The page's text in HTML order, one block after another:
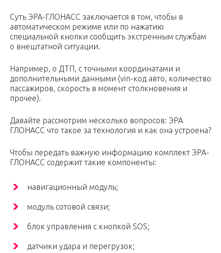
Суть ЭРА-ГЛОНАСС заключается в том, чтобы в
автоматическом режиме или по нажатию
специальной кнопки сообщить экстренным службам
о внештатной ситуации.
Например, о ДТП, с точными координатами и
дополнительными данными (vin-код авто, количество
пассажиров, скорость в момент столкновения и
прочее).
Давайте рассмотрим несколько вопросов: ЭРА
ГЛОНАСС что такое за технология и как она устроена?
Чтобы передать важную информацию комплект ЭРА-
ГЛОНАСС содержит такие компоненты:
навигационный модуль;
модуль сотовой связи;
блок управления с кнопкой SOS;
датчики удара и перегрузок;